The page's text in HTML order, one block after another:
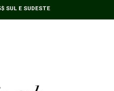
SUL E SUDESTE